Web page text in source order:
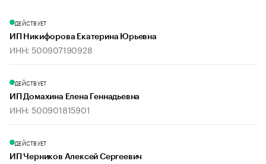
ДЕЙСТВУЕТ
ИП Никифорова Екатерина Юрьевна
ИНН: 500907190928
ДЕЙСТВУЕТ
ИП Домахина Елена Геннадьевна
ИНН: 500901815901
ДЕЙСТВУЕТ
ИП Черников Алексей Сергеевич